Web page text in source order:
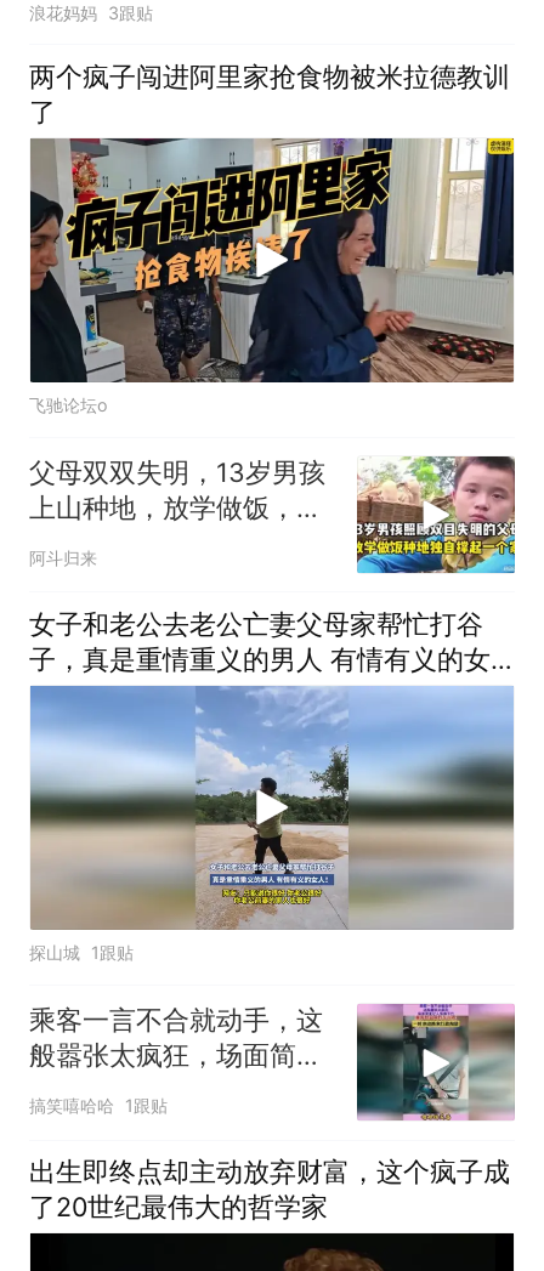
浪花妈妈 3跟贴
两个疯子闯进阿里家抢食物被米拉德教训
了
飞驰论坛o
父母双双失明，13岁男孩
上山种地，放学做饭，独
自撑起一个家！
阿斗归来
女子和老公去老公亡妻父母家帮忙打谷
子，真是重情重义的男人 有情有义的女
人！
探山城 1跟贴
乘客一言不合就动手，这
般嚣张太疯狂，场面简直
让人惊掉下巴
搞笑嘻哈哈 1跟贴
出生即终点却主动放弃财富，这个疯子成
了20世纪最伟大的哲学家